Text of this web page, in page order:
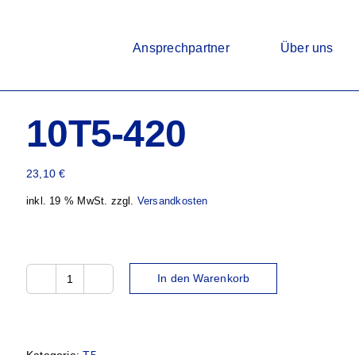
Ansprechpartner Über uns
10T5-420
23,10€
inkl. 19 % MwSt. zzgl. Versandkosten
10T5-
In den Warenkorb